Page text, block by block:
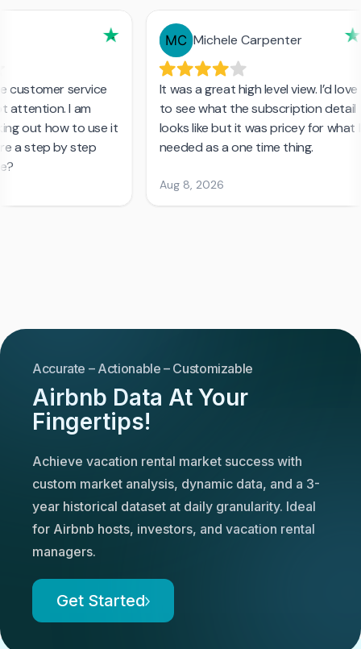
Accurate – Actionable – Customizable
Airbnb Data At Your
Fingertips!
Achieve vacation rental market success with
custom market analysis, dynamic data, and a 3-
year historical dataset at daily granularity. Ideal
for Airbnb hosts, investors, and vacation rental
managers.
Get Started